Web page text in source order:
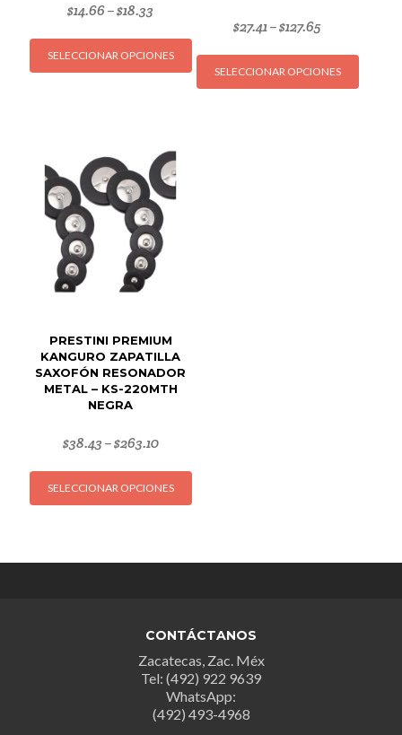
$14.66–$18.33
SELECCIONAR OPCIONES
Este
producto
tiene
$27.41–$127.65
SELECCIONAR OPCIONES
Este
PRESTINI PREMIUM
KANGURO ZAPATILLA
SAXOFÓN RESONADOR
METAL – KS-220MTH
NEGRA
$38.43 –$263.10
SELECCIONAR OPCIONES
Este
pueden
elegir
en
la
CONTÁCTANOS
Zacatecas, Zac. Méx
Tel: (492) 922 9639
WhatsApp:
(492) 493-4968